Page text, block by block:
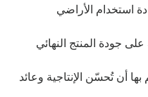
استخدام الأراضي
جودة المنتج النهائي
أن تُحسّن الإنتاجية وعائد